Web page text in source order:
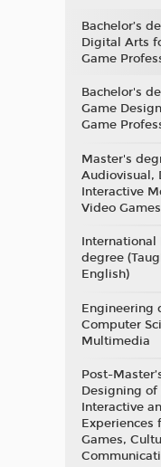
Bachelor’s
Digital Arts
Game
Bachelor's
Game
Game
Master's
Audiovisual,
Interactive
Video Games
International
degree
English)
Engineering
Computer
Multimedia
Post-
Designing of
Interactive
Experiences
Games,